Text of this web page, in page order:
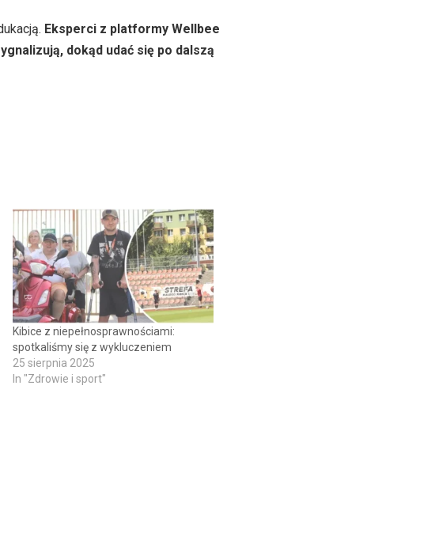
Eksperci z platformy Wellbee
dokąd udać się po dalszą
Kibice z niepełnosprawnościami:
spotkaliśmy się z wykluczeniem
25 sierpnia 2025
In "Zdrowie i sport"